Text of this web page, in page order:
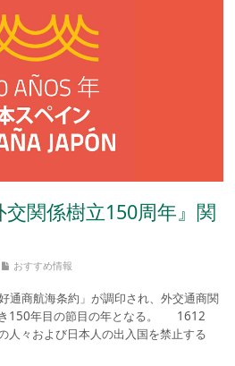
交関係樹立150周年』関
おすすめ情報
通商航海条約」が調印され、外交通商関
150年目の節目の年となる。 1612
人々および日本人の出入国を禁止する